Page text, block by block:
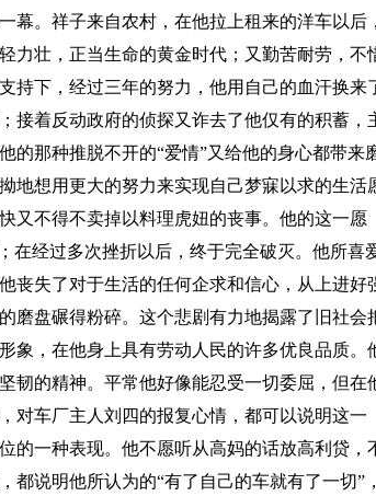
。祥子来自农村，在他拉上租来的洋车以后，
力壮，正当生命的黄金时代；又勤苦耐劳，不
持下，经过三年的努力，他用自己的血汗换来
接着反动政府的侦探又诈去了他仅有的积蓄，
的那种推脱不开的“爱情”又给他的身心都带来
地想用更大的努力来实现自己梦寐以求的生活
又不得不卖掉以料理虎妞的丧事。他的这一愿
在经过多次挫折以后，终于完全破灭。他所喜
丧失了对于生活的任何企求和信心，从上进好
磨盘碾得粉碎。这个悲剧有力地揭露了旧社会
象，在他身上具有劳动人民的许多优良品质。
韧的精神。平常他好像能忍受一切委屈，但在
对车厂主人刘四的报复心情，都可以说明这一
的一种表现。他不愿听从高妈的话放高利贷，
说明他所认为的“有了自己的车就有了一切”，